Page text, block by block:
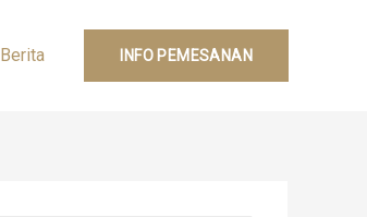
Berita INFO PEMESANAN